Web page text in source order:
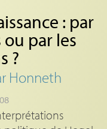
: par
par les
?
Honneth